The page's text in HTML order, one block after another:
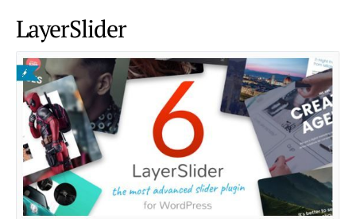
LayerSlider